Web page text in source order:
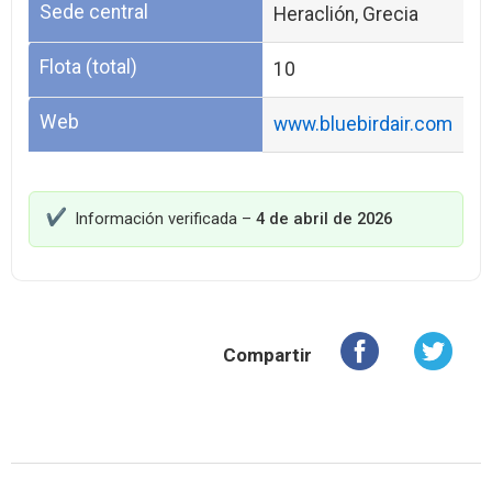
Sede central Heraclión, Grecia
Flota (total) 10
Web www.bluebirdair.com
Información verificada –4 de abril de 2026
Compartir